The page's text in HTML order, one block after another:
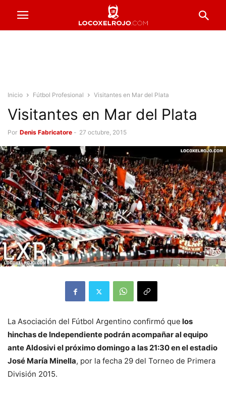
Inicio Fútbol Profesional Visitantes en Mar del Plata
Visitantes en Mar del Plata
Por Denis Fabricatore - 27 octubre, 2015
La Asociación del Fútbol Argentino confirmó que los
hinchas de Independiente podrán acompañar al equipo
ante Aldosivi el próximo domingo a las 21:30 en el estadio
José María Minella, por la fecha 29 del Torneo de Primera
División 2015.